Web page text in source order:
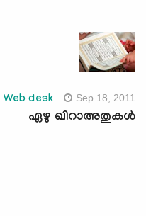
Web desk Sep 18, 2011
ഏഴു ഖിറാഅതുകള്‍